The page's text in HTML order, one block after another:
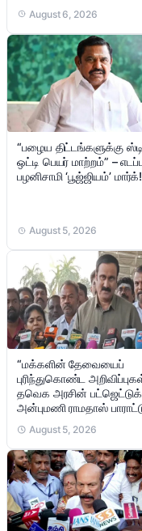
August 6, 2026
“பழைய திட்டங்களுக்கு
ஒட்டி பெயர் மாற்றம்” –
பழனிசாமி ‘பூஜ்ஜியம்’ மார்க்!
August 5, 2026
“மக்களின் தேவையைப்
புரிந்துகொண்ட
தவெக அரசின்
அன்புமணி ராமதாஸ்
August 5, 2026